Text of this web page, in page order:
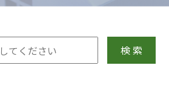
検 索